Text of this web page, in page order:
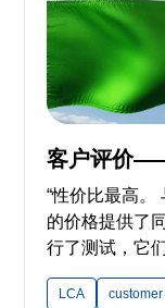
客户评价
“性价比最高。
的价格提供了
行了测试，它
——来自印度
LCA